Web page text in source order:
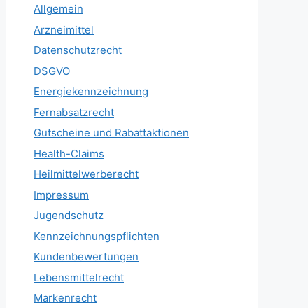
Allgemein
Arzneimittel
Datenschutzrecht
DSGVO
Energiekennzeichnung
Fernabsatzrecht
Gutscheine und Rabattaktionen
Health-Claims
Heilmittelwerberecht
Impressum
Jugendschutz
Kennzeichnungspflichten
Kundenbewertungen
Lebensmittelrecht
Markenrecht